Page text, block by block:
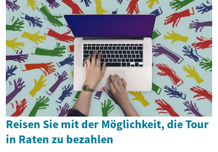
Reisen Sie mit der Möglichkeit, die Tour
in Raten zu bezahlen